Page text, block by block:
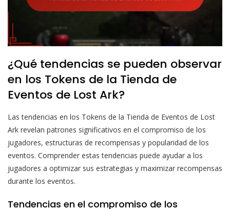
¿Qué tendencias se pueden observar
en los Tokens de la Tienda de
Eventos de Lost Ark?
Las tendencias en los Tokens de la Tienda de Eventos de Lost
Ark revelan patrones significativos en el compromiso de los
jugadores, estructuras de recompensas y popularidad de los
eventos. Comprender estas tendencias puede ayudar a los
jugadores a optimizar sus estrategias y maximizar recompensas
durante los eventos.
Tendencias en el compromiso de los